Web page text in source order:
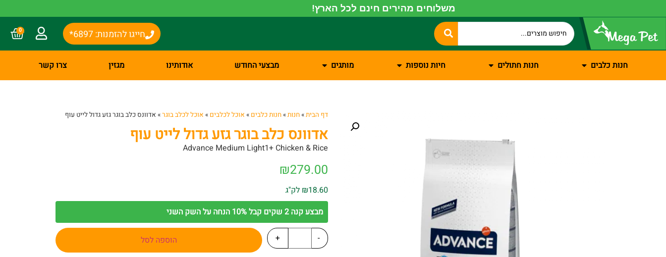
משלוחים מהירים חינם לכל הארץ!
חייגו להזמנות: 6897* 0
חנות כלבים חנות חתולים חיות נוספות מותגים מבצעי החודש אודותינו מגזין צרו קשר
דף הבית»חנות»חנות כלבים » אוכל לכלבים » אוכל לכלב בוגר» אדוונס כלב בוגר גזע גדול לייט עוף
אדוונס כלב בוגר גזע גדול לייט עוף
Advance Medium Light1+ Chicken & Rice
₪279.00
₪18.60 לק"ג
מבצע קנה 2 שקים קבל 10% הנחה על השק השני
-
+
הוספה לסל